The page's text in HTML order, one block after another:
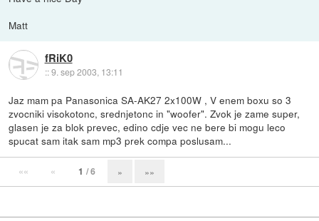
Matt
fRiK0
::9. sep 2003, 13:11
Jaz mam pa Panasonica SA-AK27 2x100W , V enem boxu so 3
zvocniki visokotonc, srednjetonc in "woofer". Zvok je zame super,
glasen je za blok prevec, edino cdje vec ne bere bi mogu leco
spucat sam itak sam mp3 prek compa poslusam...
«« « 1 / 6 » »»